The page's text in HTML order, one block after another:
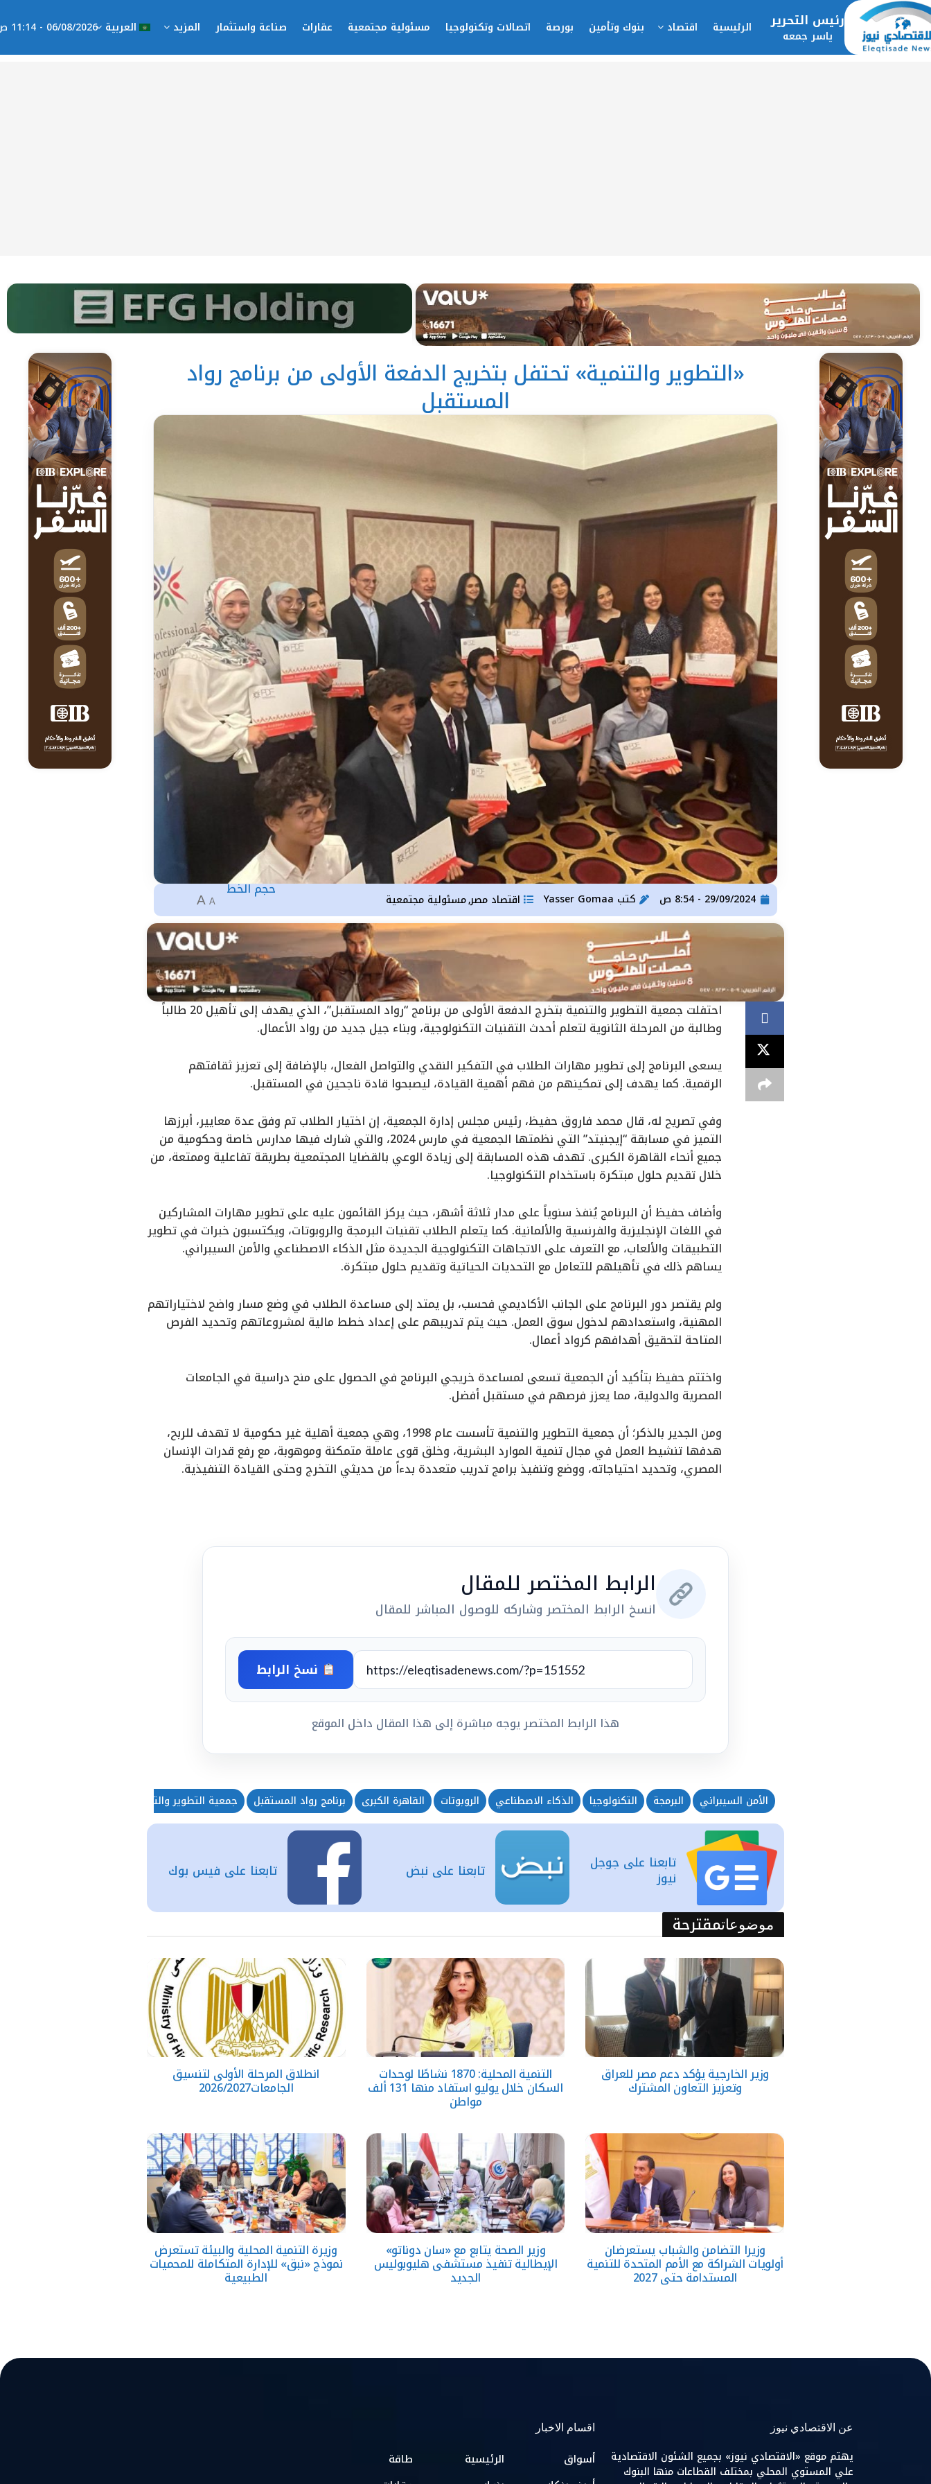
رئيس التحرير
ياسر جمعه الرئيسية اقتصاد بنوك وتأمين بورصة اتصالات وتكنولوجيا مسئولية مجتمعية عقارات صناعة واستثمار المزيد العربية 06/08/2026 - 11:14 ص
«التطوير والتنمية» تحتفل بتخريج الدفعة الأولى من برنامج رواد
المستقبل
29/09/2024 - 8:54 ص كتب اقتصاد مصر, مسئولية مجتمعية
حجم الخط
A
A
احتفلت جمعية التطوير والتنمية بتخرج الدفعة الأولى من برنامج “رواد المستقبل”، الذي يهدف إلى تأهيل 20 طالباً
وطالبة من المرحلة الثانوية لتعلم أحدث التقنيات التكنولوجية، وبناء جيل جديد من رواد الأعمال.
يسعى البرنامج إلى تطوير مهارات الطلاب في التفكير النقدي والتواصل الفعال، بالإضافة إلى تعزيز ثقافتهم
الرقمية. كما يهدف إلى تمكينهم من فهم أهمية القيادة، ليصبحوا قادة ناجحين في المستقبل.
وفي تصريح له، قال محمد فاروق حفيظ، رئيس مجلس إدارة الجمعية، إن اختيار الطلاب تم وفق عدة معايير، أبرزها
التميز في مسابقة “إيجنيتد” التي نظمتها الجمعية في مارس 2024، والتي شارك فيها مدارس خاصة وحكومية من
جميع أنحاء القاهرة الكبرى. تهدف هذه المسابقة إلى زيادة الوعي بالقضايا المجتمعية بطريقة تفاعلية وممتعة، من
خلال تقديم حلول مبتكرة باستخدام التكنولوجيا.
وأضاف حفيظ أن البرنامج يُنفذ سنوياً على مدار ثلاثة أشهر، حيث يركز القائمون عليه على تطوير مهارات المشاركين
في اللغات الإنجليزية والفرنسية والألمانية. كما يتعلم الطلاب تقنيات البرمجة والروبوتات، ويكتسبون خبرات في تطوير
التطبيقات والألعاب، مع التعرف على الاتجاهات التكنولوجية الجديدة مثل الذكاء الاصطناعي والأمن السيبراني.
يساهم ذلك في تأهيلهم للتعامل مع التحديات الحياتية وتقديم حلول مبتكرة.
ولم يقتصر دور البرنامج على الجانب الأكاديمي فحسب، بل يمتد إلى مساعدة الطلاب في وضع مسار واضح لاختياراتهم
المهنية، واستعدادهم لدخول سوق العمل. حيث يتم تدريبهم على إعداد خطط مالية لمشروعاتهم وتحديد الفرص
المتاحة لتحقيق أهدافهم كرواد أعمال.
واختتم حفيظ بتأكيد أن الجمعية تسعى لمساعدة خريجي البرنامج في الحصول على منح دراسية في الجامعات
المصرية والدولية، مما يعزز فرصهم في مستقبل أفضل.
ومن الجدير بالذكر؛ أن جمعية التطوير والتنمية تأسست عام 1998، وهي جمعية أهلية غير حكومية لا تهدف للربح،
هدفها تنشيط العمل في مجال تنمية الموارد البشرية، وخلق قوى عاملة متمكنة وموهوبة، مع رفع قدرات الإنسان
المصري، وتحديد احتياجاته، ووضع وتنفيذ برامج تدريب متعددة بدءاً من حديثي التخرج وحتى القيادة التنفيذية.
الرابط المختصر للمقال
انسخ الرابط المختصر وشاركه للوصول المباشر للمقال
نسخ الرابط
هذا الرابط المختصر يوجه مباشرة إلى هذا المقال داخل الموقع
الأمن السيبراني البرمجة التكنولوجيا الذكاء الاصطناعي الروبوتات القاهرة الكبرى برنامج رواد المستقبل جمعية التطوير والتنمية
تابعنا على فيس بوك تابعنا على نبض تابعنا على جوجل
نيوز
موضوعاتمقترحة
وزير الخارجية يؤكد دعم مصر للعراق
وتعزيز التعاون المشترك
التنمية المحلية: 1870 نشاطًا لوحدات
السكان خلال يوليو استفاد منها 131 ألف
مواطن
انطلاق المرحلة الأولى لتنسيق
الجامعات2026/2027
وزيرا التضامن والشباب يستعرضان
أولويات الشراكة مع الأمم المتحدة للتنمية
المستدامة حتى 2027
وزير الصحة يتابع مع «سان دوناتو»
الإيطالية تنفيذ مستشفى هليوبوليس
الجديد
وزيرة التنمية المحلية والبيئة تستعرض
نموذج «نبق» للإدارة المتكاملة للمحميات
الطبيعية
عن الاقتصادي نيوز
يهتم موقع «الاقتصادي نيوز» بجميع الشئون الاقتصادية
علي المستوي المحلي بمختلف القطاعات منها البنوك
اقسام الاخبار
أسواق
الرئيسية
طاقة